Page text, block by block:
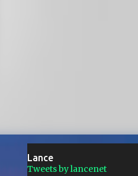
Lance
Tweets by lancenet